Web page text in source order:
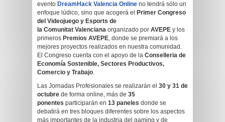
evento DreamHack Valencia Online no tendrá sólo un
enfoque lúdico, sino que acogerá el
Primer Congreso
del Videojuego y Esports de
la Comunitat Valenciana organizado por AVEPE y los
primeros Premios AVEPE, donde se premiará a los
mejores proyectos realizados en nuestra comunidad.
El Congreso cuenta con el apoyo de la Conselleria de
Economía Sostenible, Sectores Productivos,
Comercio y Trabajo.
Las Jornadas Profesionales se realizarán el 30 y 31 de
octubre de forma online, más de 35
ponentes participarán en 13 paneles donde se
debatirá en tres bloques diferentes sobre los aspectos
más importantes de la industria del gaming y de